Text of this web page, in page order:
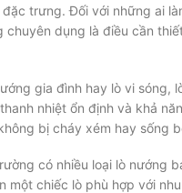
trưng. Đối với những ai
chuyên dụng là điều cần
gia đình hay lò vi
nhiệt ổn định và khả
bị cháy xém hay sống
có nhiều loại lò nướng
một chiếc lò phù hợp với